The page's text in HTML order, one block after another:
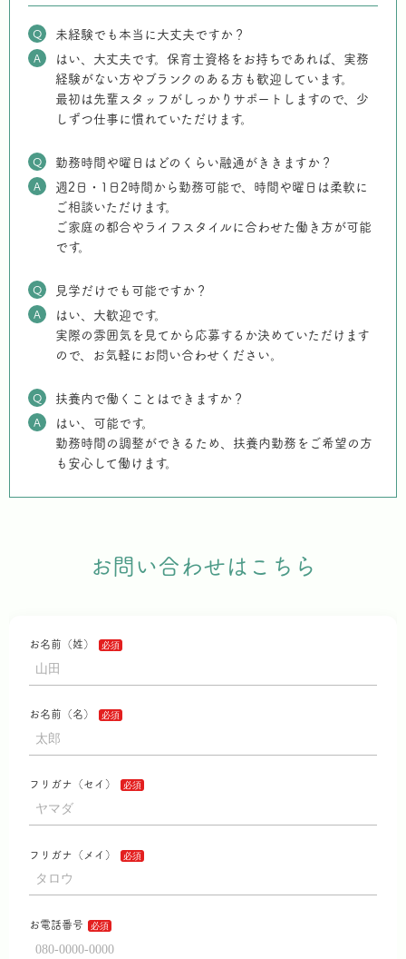
Q 未経験でも本当に大丈夫ですか？
A
はい、大丈夫です。保育士資格をお持ちであれば、実務
経験がない方やブランクのある方も歓迎しています。
最初は先輩スタッフがしっかりサポートしますので、少
しずつ仕事に慣れていただけます。
Q 勤務時間や曜日はどのくらい融通がききますか？
A
週2日・1日2時間から勤務可能で、時間や曜日は柔軟に
ご相談いただけます。
ご家庭の都合やライフスタイルに合わせた働き方が可能
です。
Q 見学だけでも可能ですか？
A
はい、大歓迎です。
実際の雰囲気を見てから応募するか決めていただけます
ので、お気軽にお問い合わせください。
Q 扶養内で働くことはできますか？
A
はい、可能です。
勤務時間の調整ができるため、扶養内勤務をご希望の方
も安心して働けます。